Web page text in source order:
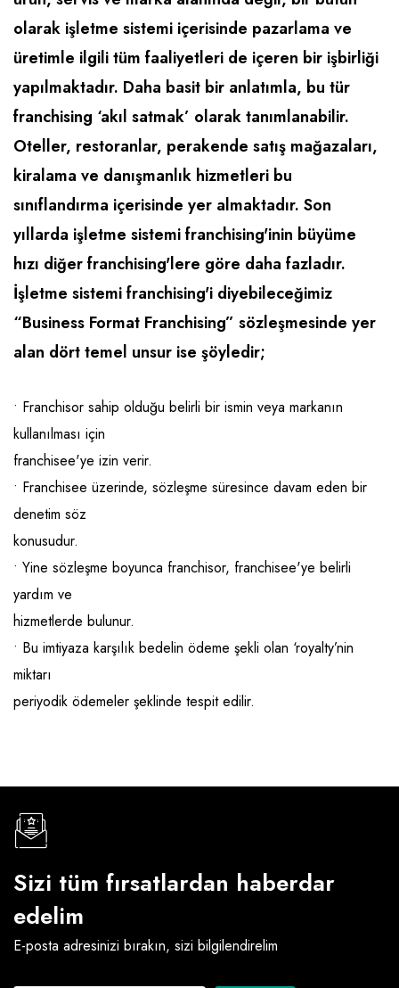
Ev Hizmetleri
Sağlık Güzellik
Turizm - Eğlence
Market FMGC - Katlı Mağaza
Mobilya ve Ev Tekstili
Oyuncak ve Hediyelik
Takı
Yapı Malzemesi - Hırdavat
Gayrimenkul
Gıda ve Sarf Malzemeleri
Güvenlik - Temizlik
Giyim - Aksesuar
Hukuk - Marka - Patent ve Tercüme
Isıtma - Soğutma ve Havalandırma
Lojistik - Kargo ve Kurye
Mali Kayıt ve Denetim
Matbaa - Fotoğraf
Mobilya Dekorasyon
Proje - İnşaat ve Tesisat
Raf ve Depo Sistemleri
Reklam - Tanıtım - PR ve İnternet
Seyahat - Rent A Car
Tabela - Dijital Baskı
olarak işletme sistemi içerisinde pazarlama ve
üretimle ilgili tüm faaliyetleri de içeren bir işbirliği
yapılmaktadır. Daha basit bir anlatımla, bu tür
franchising ‘akıl satmak’ olarak tanımlanabilir.
Oteller, restoranlar, perakende satış mağazaları,
kiralama ve danışmanlık hizmetleri bu
sınıflandırma içerisinde yer almaktadır. Son
yıllarda işletme sistemi franchising'inin büyüme
hızı diğer franchising'lere göre daha fazladır.
İşletme sistemi franchising'i diyebileceğimiz
“Business Format Franchising” sözleşmesinde yer
alan dört temel unsur ise şöyledir;
• Franchisor sahip olduğu belirli bir ismin veya markanın
kullanılması için
franchisee'ye izin verir.
• Franchisee üzerinde, sözleşme süresince davam eden bir
denetim söz
konusudur.
• Yine sözleşme boyunca franchisor, franchisee'ye belirli
yardım ve
hizmetlerde bulunur.
• Bu imtiyaza karşılık bedelin ödeme şekli olan ‘royalty’nin
miktarı
periyodik ödemeler şeklinde tespit edilir.
Sizi tüm fırsatlardan haberdar
edelim
E-posta adresinizi bırakın, sizi bilgilendirelim